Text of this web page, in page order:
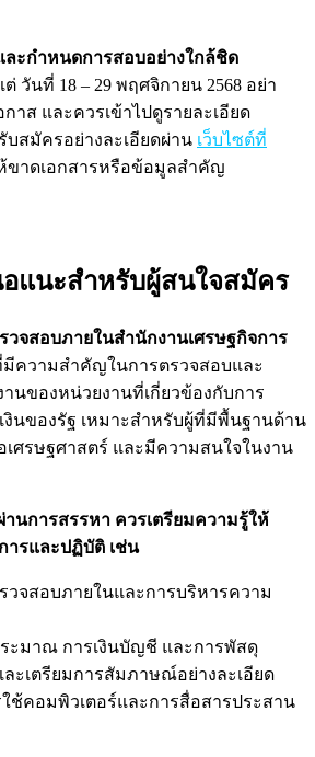
ะกำหนดการสอบอย่างใกล้ชิด
วันที่ 18 – 29 พฤศจิกายน 2568 อย่า
าส และควรเข้าไปดูรายละเอียด
บสมัครอย่างละเอียดผ่าน เว็บไซต์ที่
ขาดเอกสารหรือข้อมูลสำคัญ
แนะสำหรับผู้สนใจสมัคร
วจสอบภายในสำนักงานเศรษฐกิจการ
มีความสำคัญในการตรวจสอบและ
านของหน่วยงานที่เกี่ยวข้องกับการ
งินของรัฐ เหมาะสำหรับผู้ที่มีพื้นฐานด้าน
ศรษฐศาสตร์ และมีความสนใจในงาน
านการสรรหา ควรเตรียมความรู้ให้
รและปฏิบัติ เช่น
วจสอบภายในและการบริหารความ
ะมาณ การเงินบัญชี และการพัสดุ
ะเตรียมการสัมภาษณ์อย่างละเอียด
ช้คอมพิวเตอร์และการสื่อสารประสาน